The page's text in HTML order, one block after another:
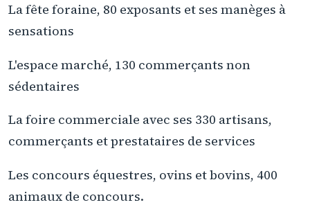
La fête foraine, 80 exposants et ses manèges à
sensations
L'espace marché, 130 commerçants non
sédentaires
La foire commerciale avec ses 330 artisans,
commerçants et prestataires de services
Les concours équestres, ovins et bovins, 400
animaux de concours.